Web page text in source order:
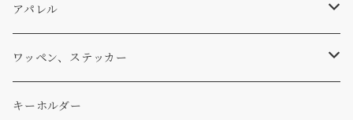
パーカー・トレーナー
アウター
コラボ
...mura
ヘルメット
小物
コーヒー
焚き火
ワッペン
小物
ワッペン
ステッカー
小物
アパレル
Tシャツ
キャップ、ニット
ワッペン、ステッカー
ワッペン
キーホルダー